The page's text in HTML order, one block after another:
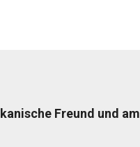
Freund und am